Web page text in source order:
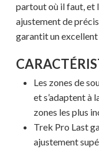
partout où il faut, et
ajustement de
garantit un
Les zones de
et s’adaptent à
zones les plus
Trek Pro Last
ajustement